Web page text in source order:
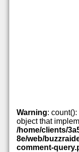
Warning:
object that
/home/clients/
8e/web/
comment-